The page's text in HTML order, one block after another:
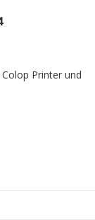
Printer und